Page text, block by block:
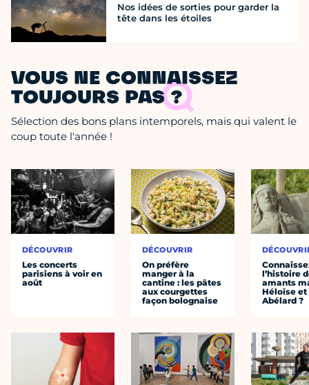
Nos idées de sorties pour garder la
tête dans les étoiles
VOUS NE CONNAISSEZ
TOUJOURS PAS ?
Sélection des bons plans intemporels, mais qui valent le
coup toute l'année !
DÉCOUVRIR
Les concerts
parisiens à voir en
août
DÉCOUVRIR
On préfère
manger à la
cantine : les pâtes
aux courgettes
façon bolognaise
l’histoire
amants
Héloïse et
Abélard ?